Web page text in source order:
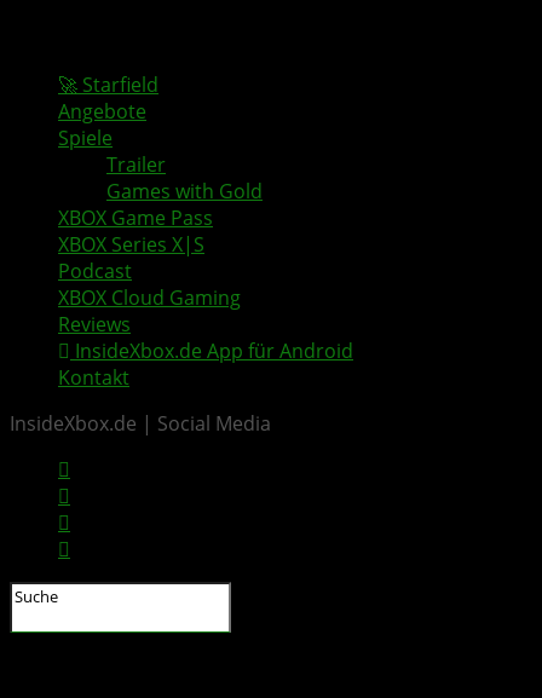
🚀 Starfield
Angebote
Spiele
Trailer
Games with Gold
XBOX Game Pass
XBOX Series X|S
Podcast
XBOX Cloud Gaming
Reviews
InsideXbox.de App für Android
Kontakt
InsideXbox.de | Social Media